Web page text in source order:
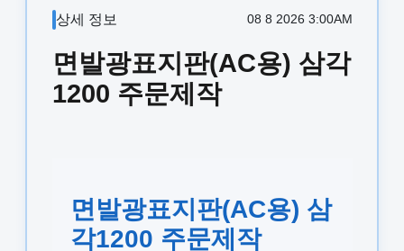
상세 정보 08 8 2026 3:00AM
면발광표지판(AC용) 삼각
1200 주문제작
면발광표지판(AC용) 삼
각1200 주문제작